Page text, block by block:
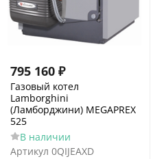
795 160 ₽
Газовый котел
Lamborghini
(Ламборджини) MEGAPREX
525
В наличии
Артикул 0QIJEAXD